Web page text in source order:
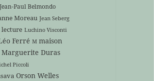
Jean-Paul Belmondo
Moreau Jean Seberg
lecture Luchino Visconti
Ferré M maison
Marguerite Duras
Piccoli
Orson Welles